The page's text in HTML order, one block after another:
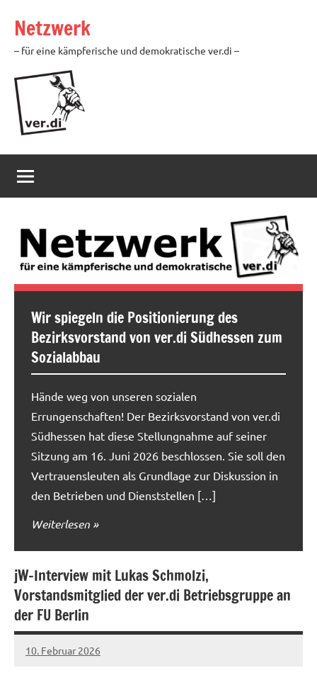
Inhalt
springen
Netzwerk
– für eine kämpferische und demokratische ver.di –
Wir spiegeln die Positionierung des
Bezirksvorstand von ver.di Südhessen zum
Sozialabbau
Hände weg von unseren sozialen
Errungenschaften! Der Bezirksvorstand von ver.di
Südhessen hat diese Stellungnahme auf seiner
Sitzung am 16. Juni 2026 beschlossen. Sie soll den
Vertrauensleuten als Grundlage zur Diskussion in
den Betrieben und Dienststellen […]
Weiterlesen
jW-Interview mit Lukas Schmolzi,
Vorstandsmitglied der ver.di Betriebsgruppe an
der FU Berlin
10. Februar 2026
alexander